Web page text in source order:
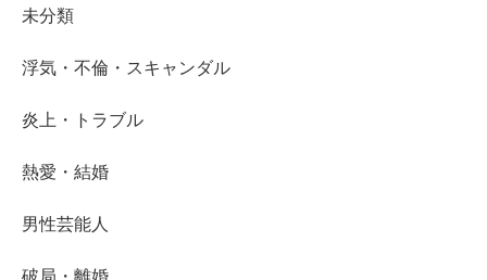
未分類
浮気・不倫・スキャンダル
炎上・トラブル
熱愛・結婚
男性芸能人
破局・離婚